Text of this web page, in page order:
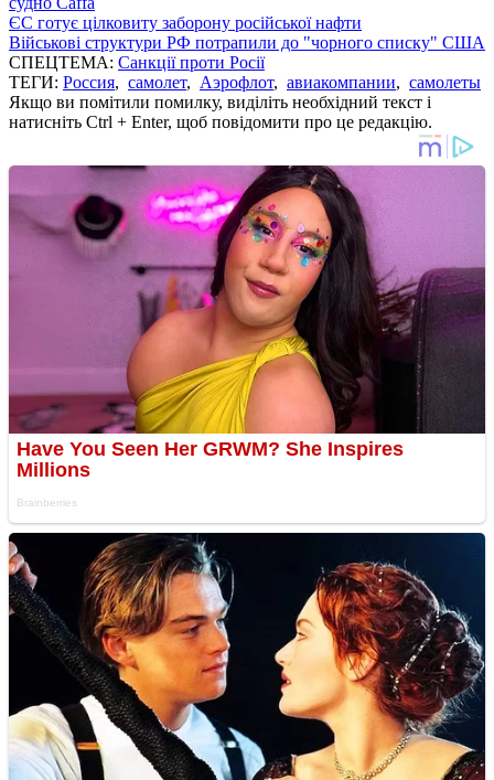
ЄС готує цілковиту заборону російської нафти
Військові структури РФ потрапили до "чорного списку" США
СПЕЦТЕМА: Санкції проти Росії
ТЕГИ: Россия, самолет, Аэрофлот, авиакомпании, самолеты
Якщо ви помітили помилку, виділіть необхідний текст і
натисніть Ctrl + Enter, щоб повідомити про це редакцію.